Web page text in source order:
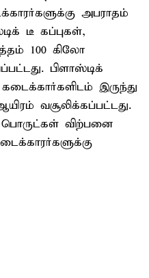
அபராதம்
டீ கப்புகள்,
100 கிலோ
பிளாஸ்டிக்
இருந்து
வசூலிக்கப்பட்டது.
பொருட்கள் விற்பனை